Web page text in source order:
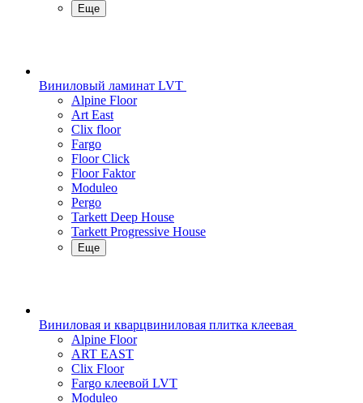
Еще
Виниловый ламинат LVT
Alpine Floor
Art East
Clix floor
Fargo
Floor Click
Floor Faktor
Moduleo
Pergo
Tarkett Deep House
Tarkett Progressive House
Еще
Виниловая и кварцвиниловая плитка клеевая
Alpine Floor
ART EAST
Clix Floor
Fargo клеевой LVT
Moduleo